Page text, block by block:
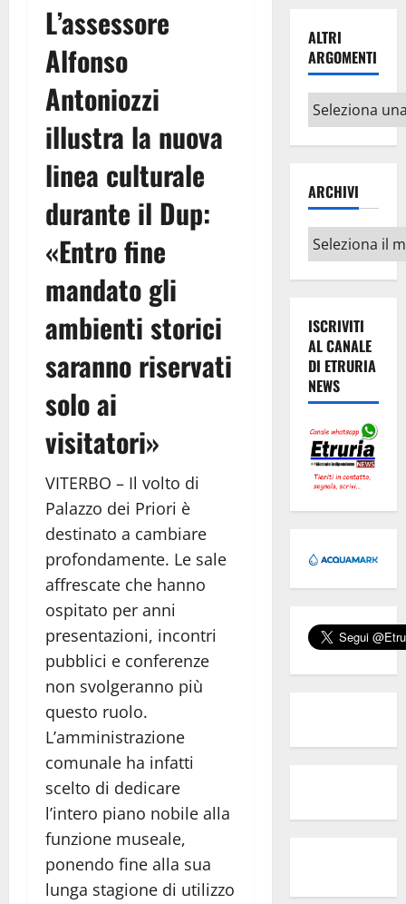
L’assessore
Alfonso
Antoniozzi
illustra la nuova
linea culturale
durante il Dup:
«Entro fine
mandato gli
ambienti storici
saranno riservati
solo ai
visitatori»
VITERBO – Il volto di
Palazzo dei Priori è
destinato a cambiare
profondamente. Le sale
affrescate che hanno
ospitato per anni
presentazioni, incontri
pubblici e conferenze
non svolgeranno più
questo ruolo.
L’amministrazione
comunale ha infatti
scelto di dedicare
l’intero piano nobile alla
funzione museale,
ponendo fine alla sua
lunga stagione di utilizzo
ALTRI
ARGOMENTI
Altri
argomenti
ARCHIVI
Archivi
ISCRIVITI
AL CANALE
DI ETRURIA
NEWS